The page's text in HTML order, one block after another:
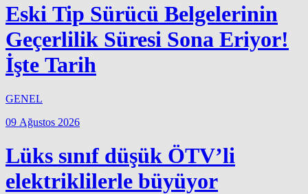
Eski Tip Sürücü Belgelerinin
Geçerlilik Süresi Sona Eriyor!
İşte Tarih
GENEL
09 Ağustos 2026
Lüks sınıf düşük ÖTV’li
elektriklilerle büyüyor